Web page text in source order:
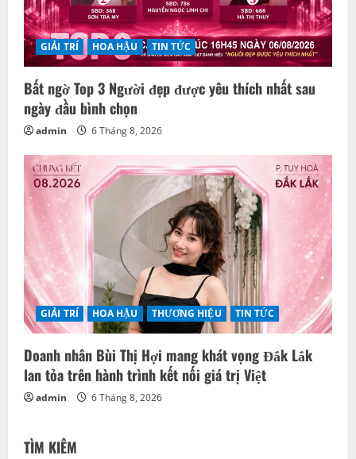
GIẢI TRÍ HOA HẬU TIN TỨC
Bất ngờ Top 3 Người đẹp được yêu thích nhất sau
ngày đầu bình chọn
admin 6 Tháng 8, 2026
GIẢI TRÍ HOA HẬU THƯƠNG HIỆU TIN TỨC
Doanh nhân Bùi Thị Hợi mang khát vọng Đắk Lắk
lan tỏa trên hành trình kết nối giá trị Việt
admin 6 Tháng 8, 2026
TÌM KIẾM